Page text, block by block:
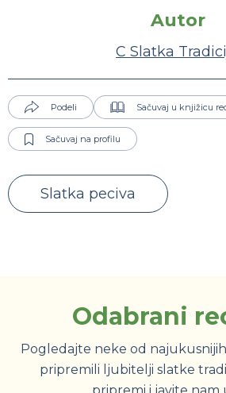
Autor
C Slatka
Podeli Sačuvaj u knjižicu
Sačuvaj na profilu
Slatka peciva
Odabrani
Pogledajte neke od
pripremili ljubitelji slatke